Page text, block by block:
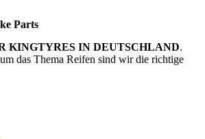
Parts
KINGTYRES IN DEUTSCHLAND.
das Thema Reifen sind wir die richtige